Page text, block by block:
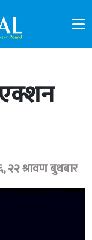
एक्शन
२२ श्रावण बुधबार